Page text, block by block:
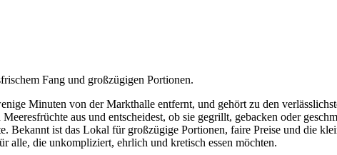
Fang und großzügigen Portionen.
Minuten von der Markthalle entfernt, und gehört zu den
aus und entscheidest, ob sie gegrillt, gebacken oder
Bekannt ist das Lokal für großzügige Portionen, faire Preise und die
alle, die unkompliziert, ehrlich und kretisch essen möchten.